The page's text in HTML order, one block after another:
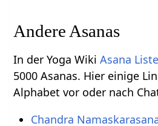
Andere Asanas
In der Yoga WikiAsana
5000 Asanas. Hier einige
Alphabet vor oder nach
Chandra